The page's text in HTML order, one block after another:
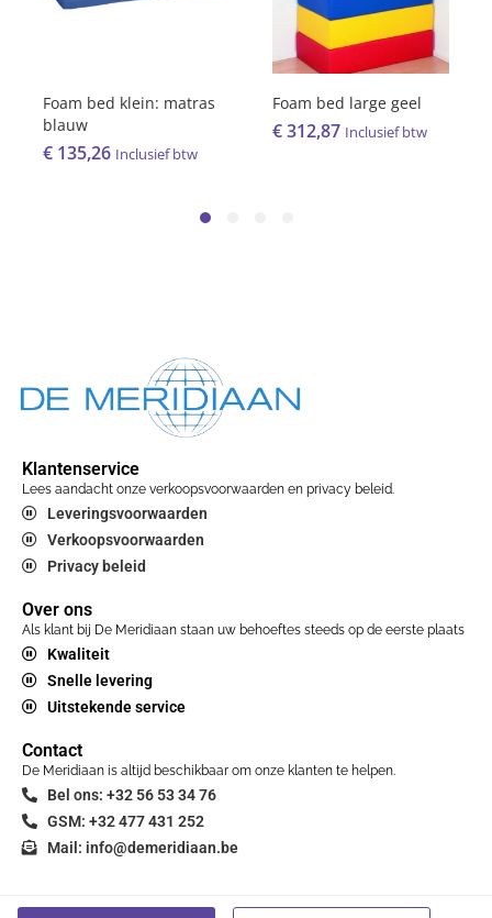
Foam bed klein: matras
blauw
€ 135,26 Inclusief btw
Foam bed large geel
€312,87 Inclusief btw
Klantenservice
Lees aandacht onze verkoopsvoorwaarden en privacy beleid.
Leveringsvoorwaarden
Verkoopsvoorwaarden
Privacy beleid
Over ons
Als klant bij De Meridiaan staan uw behoeftes steeds op de eerste plaats
Kwaliteit
Snelle levering
Uitstekende service
Contact
De Meridiaan is altijd beschikbaar om onze klanten te helpen.
Bel ons: +32 56 53 34 76
GSM: +32 477 431 252
Mail: info@demeridiaan.be